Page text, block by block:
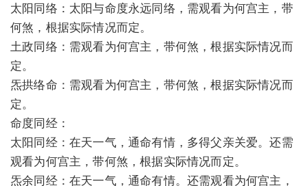
太阳同络：太阳与命度永远同络，需观看为何宫主，带
何煞，根据实际情况而定。
土政同络：需观看为何宫主，带何煞，根据实际情况而
定。
炁拱络命：需观看为何宫主，带何煞，根据实际情况而
定。
命度同经：
太阳同经：在天一气，通命有情，多得父亲关爱。还需
观看为何宫主，带何煞，根据实际情况而定。
炁余同经：在天一气，通命有情。还需观看为何宫主，